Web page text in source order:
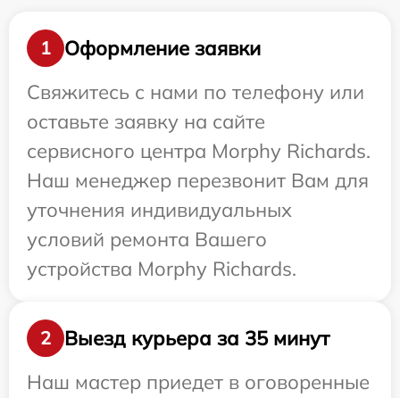
1
Оформление заявки
Свяжитесь с нами по телефону или
оставьте заявку на сайте
сервисного центра Morphy Richards.
Наш менеджер перезвонит Вам для
уточнения индивидуальных
условий ремонта Вашего
устройства Morphy Richards.
2
Выезд курьера за 35 минут
Наш мастер приедет в оговоренные